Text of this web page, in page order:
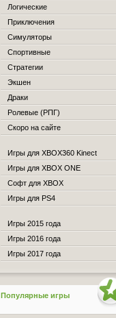
Логические
Приключения
Симуляторы
Спортивные
Стратегии
Экшен
Драки
Ролевые (РПГ)
Скоро на сайте
Игры для XBOX360 Kinect
Игры для XBOX ONE
Софт для XBOX
Игры для PS4
Игры 2015 года
Игры 2016 года
Игры 2017 года
Популярные игры